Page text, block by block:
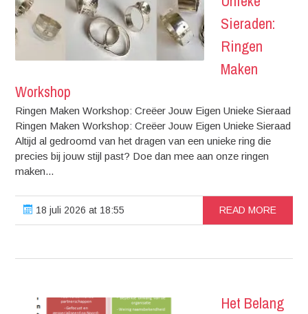
Sieraden:
Ringen
Maken
Workshop
Ringen Maken Workshop: Creëer Jouw Eigen Unieke Sieraad
Ringen Maken Workshop: Creëer Jouw Eigen Unieke Sieraad
Altijd al gedroomd van het dragen van een unieke ring die
precies bij jouw stijl past? Doe dan mee aan onze ringen
maken...
18 juli 2026 at 18:55 READ MORE
Het Belang